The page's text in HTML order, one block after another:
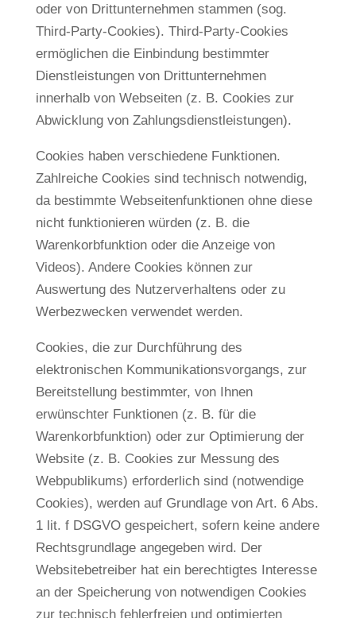
oder von Drittunternehmen stammen (sog.
Third-Party-Cookies). Third-Party-Cookies
ermöglichen die Einbindung bestimmter
Dienstleistungen von Drittunternehmen
innerhalb von Webseiten (z. B. Cookies zur
Abwicklung von Zahlungsdienstleistungen).
Cookies haben verschiedene Funktionen.
Zahlreiche Cookies sind technisch notwendig,
da bestimmte Webseitenfunktionen ohne diese
nicht funktionieren würden (z. B. die
Warenkorbfunktion oder die Anzeige von
Videos). Andere Cookies können zur
Auswertung des Nutzerverhaltens oder zu
Werbezwecken verwendet werden.
Cookies, die zur Durchführung des
elektronischen Kommunikationsvorgangs, zur
Bereitstellung bestimmter, von Ihnen
erwünschter Funktionen (z. B. für die
Warenkorbfunktion) oder zur Optimierung der
Website (z. B. Cookies zur Messung des
Webpublikums) erforderlich sind (notwendige
Cookies), werden auf Grundlage von Art. 6 Abs.
1 lit. f DSGVO gespeichert, sofern keine andere
Rechtsgrundlage angegeben wird. Der
Websitebetreiber hat ein berechtigtes Interesse
an der Speicherung von notwendigen Cookies
zur technisch fehlerfreien und optimierten